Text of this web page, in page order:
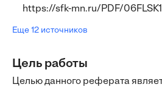
https://sfk-mn.ru/PDF/
Еще 12 источников
Цель работы
Целью данного реферата